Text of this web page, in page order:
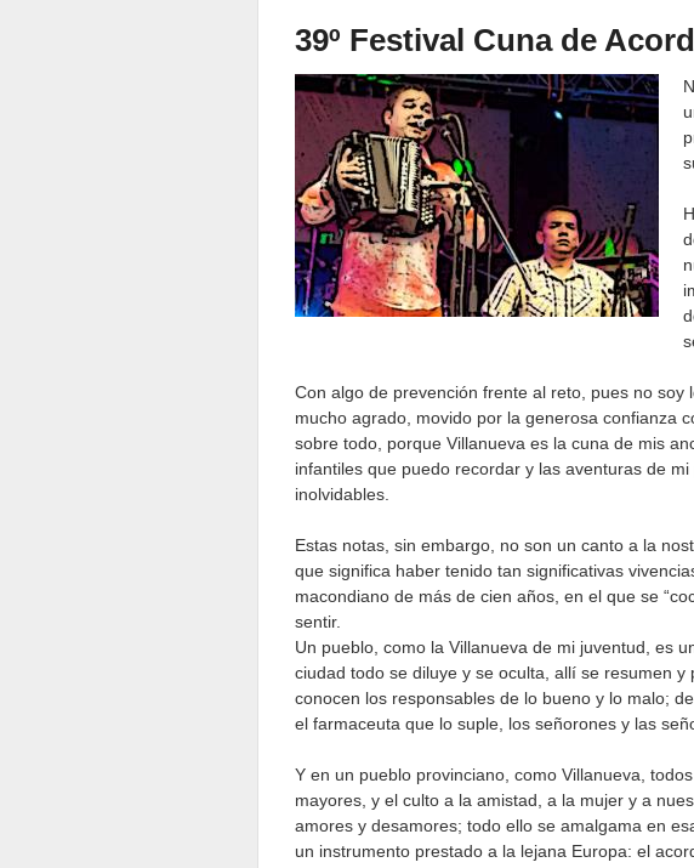
39º Festival Cuna de
Con algo de prevención frente al reto, pues no
mucho agrado, movido por la generosa confianza
sobre todo, porque Villanueva es la cuna de mis
infantiles que puedo recordar y las aventuras de
inolvidables.
Estas notas, sin embargo, no son un canto a la
que significa haber tenido tan significativas
macondiano de más de cien años, en el que se
sentir.
Un pueblo, como la Villanueva de mi juventud, es
ciudad todo se diluye y se oculta, allí se resumen
conocen los responsables de lo bueno y lo malo;
el farmaceuta que lo suple, los señorones y las
Y en un pueblo provinciano, como Villanueva,
mayores, y el culto a la amistad, a la mujer y a
amores y desamores; todo ello se amalgama en
un instrumento prestado a la lejana Europa: el